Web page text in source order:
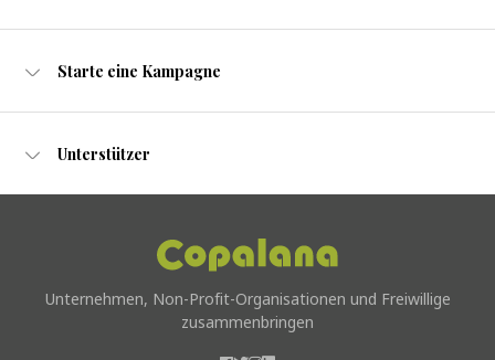
Starte eine Kampagne
Unterstützer
Unternehmen, Non-Profit-Organisationen und Freiwillige
zusammenbringen